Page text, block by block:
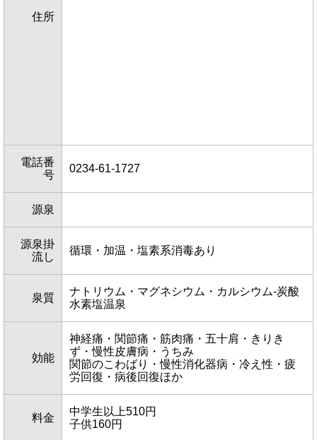
住所
電話番
号
0234-61-1727
源泉
源泉掛
流し
循環・加温・塩素系消毒あり
泉質
ナトリウム・マグネシウム・カルシウム-炭酸
水素塩温泉
効能
神経痛・関節痛・筋肉痛・五十肩・きりき
ず・慢性皮膚病・うちみ
関節のこわばり・慢性消化器病・冷え性・疲
労回復・病後回復ほか
料金
中学生以上510円
子供160円